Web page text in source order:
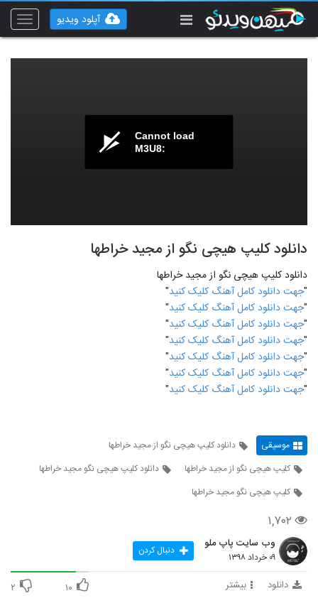
Toggle
آپلود ویدیو
Cannot load
M3U8:
دانلود کلیپ هیچی نگو از مجید خراطها
دانلود کلیپ هیچی نگو از مجید خراطها
"جهت دانلود کامل آهنگ کلیک کنید"
"جهت دانلود کامل آهنگ کلیک کنید"
"جهت دانلود کامل آهنگ کلیک کنید"
"جهت دانلود کامل آهنگ کلیک کنید"
"جهت دانلود کامل آهنگ کلیک کنید"
"جهت دانلود کامل آهنگ کلیک کنید"
"جهت دانلود کامل آهنگ کلیک کنید"
موسیقی
دانلود کلیپ هیچی نگو از مجید خراطها
کلیپ هیچی نگو از مجید خراطها
دانلود کلیپ هیچی نگو مجید خراطها
کلیپ هیچی نگو مجید خراطها
۱,۷۰۲
وب سایت پاپ ملو
۰۹ خرداد ۱۳۹۸ دنبال کردن
دانلود بیشتر ۱۰ ۲